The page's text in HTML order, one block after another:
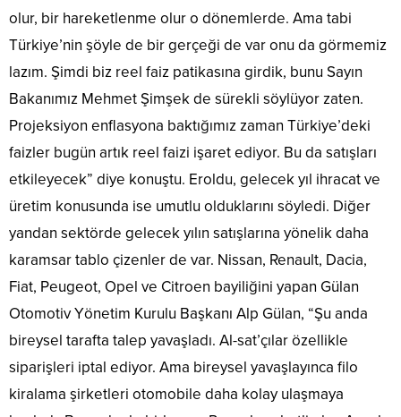
olur, bir hareketlenme olur o dönemlerde. Ama tabi
Türkiye’nin şöyle de bir gerçeği de var onu da görmemiz
lazım. Şimdi biz reel faiz patikasına girdik, bunu Sayın
Bakanımız Mehmet Şimşek de sürekli söylüyor zaten.
Projeksiyon enflasyona baktığımız zaman Türkiye’deki
faizler bugün artık reel faizi işaret ediyor. Bu da satışları
etkileyecek” diye konuştu. Eroldu, gelecek yıl ihracat ve
üretim konusunda ise umutlu olduklarını söyledi. Diğer
yandan sektörde gelecek yılın satışlarına yönelik daha
karamsar tablo çizenler de var. Nissan, Renault, Dacia,
Fiat, Peugeot, Opel ve Citroen bayiliğini yapan Gülan
Otomotiv Yönetim Kurulu Başkanı Alp Gülan, “Şu anda
bireysel tarafta talep yavaşladı. Al-sat’çılar özellikle
siparişleri iptal ediyor. Ama bireysel yavaşlayınca filo
kiralama şirketleri otomobile daha kolay ulaşmaya